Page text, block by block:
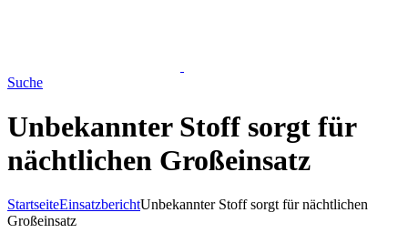
Suche
Unbekannter Stoff sorgt für
nächtlichen Großeinsatz
StartseiteEinsatzberichtUnbekannter Stoff sorgt für nächtlichen
Großeinsatz